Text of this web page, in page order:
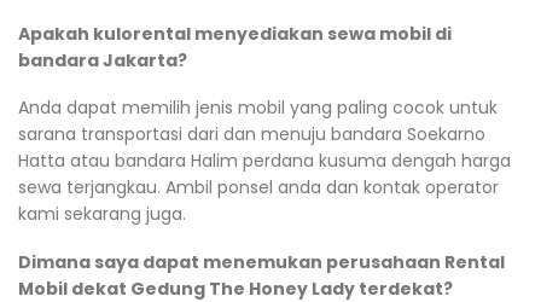
Apakah kulorental menyediakan sewa mobil di
bandara Jakarta?
Anda dapat memilih jenis mobil yang paling cocok untuk
sarana transportasi dari dan menuju bandara Soekarno
Hatta atau bandara Halim perdana kusuma dengah harga
sewa terjangkau. Ambil ponsel anda dan kontak operator
kami sekarang juga.
Dimana saya dapat menemukan perusahaan Rental
Mobil dekat Gedung The Honey Lady terdekat?